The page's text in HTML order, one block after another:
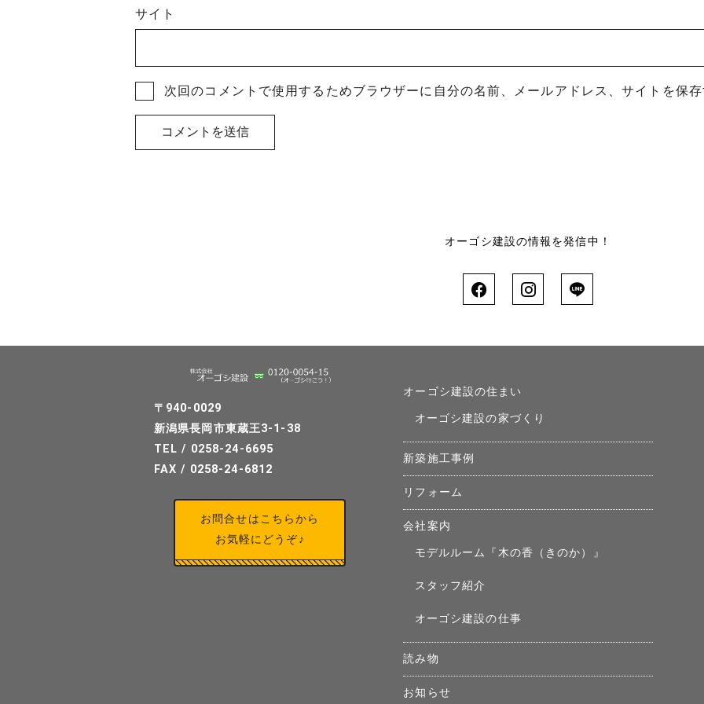
サイト
次回のコメントで使用するためブラウザーに自分の名前、メールアドレス、サイトを保
オーゴシ建設の情報を発信中！
〒940-0029
新潟県長岡市東蔵王3-1-38
TEL / 0258-24-6695
FAX / 0258-24-6812
お問合せはこちらから
お気軽にどうぞ♪
オーゴシ建設の住まい
オーゴシ建設の家づくり
新築施工事例
リフォーム
会社案内
モデルルーム『木の香（きのか）』
スタッフ紹介
オーゴシ建設の仕事
読み物
お知らせ